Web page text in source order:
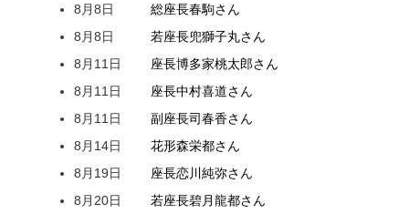
8月8日
総座長春駒さん
8月8日
若座長兜獅子丸さん
8月11日
座長博多家桃太郎さん
8月11日
座長中村喜道さん
8月11日
副座長司春香さん
8月14日
花形森栄都さん
8月19日
座長恋川純弥さん
8月20日
若座長碧月龍都さん